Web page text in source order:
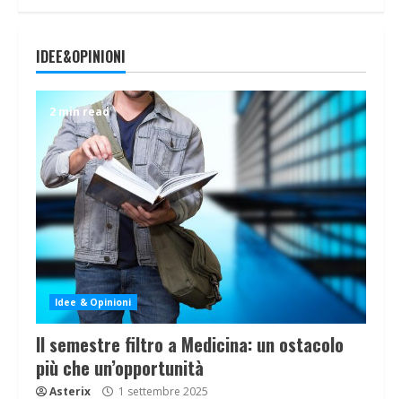
IDEE&OPINIONI
2 min read
Idee & Opinioni
Il semestre filtro a Medicina: un ostacolo
più che un’opportunità
Asterix 1 settembre 2025